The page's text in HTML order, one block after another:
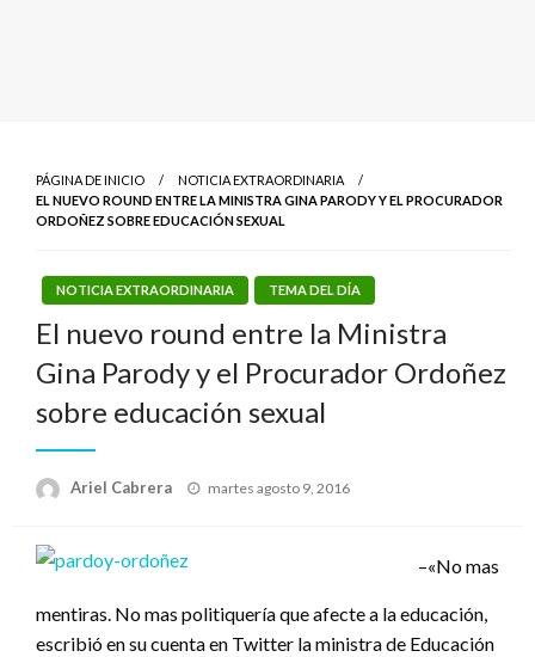
PÁGINA DE INICIO
NOTICIA EXTRAORDINARIA
EL NUEVO ROUND ENTRE LA MINISTRA GINA PARODY Y EL PROCURADOR
ORDOÑEZ SOBRE EDUCACIÓN SEXUAL
NOTICIA EXTRAORDINARIA TEMA DEL DÍA
El nuevo round entre la Ministra
Gina Parody y el Procurador Ordoñez
sobre educación sexual
Ariel Cabrera
Publicado
martes agosto 9, 2016
–«No mas
mentiras. No mas politiquería que afecte a la educación,
escribió en su cuenta en Twitter la ministra de Educación